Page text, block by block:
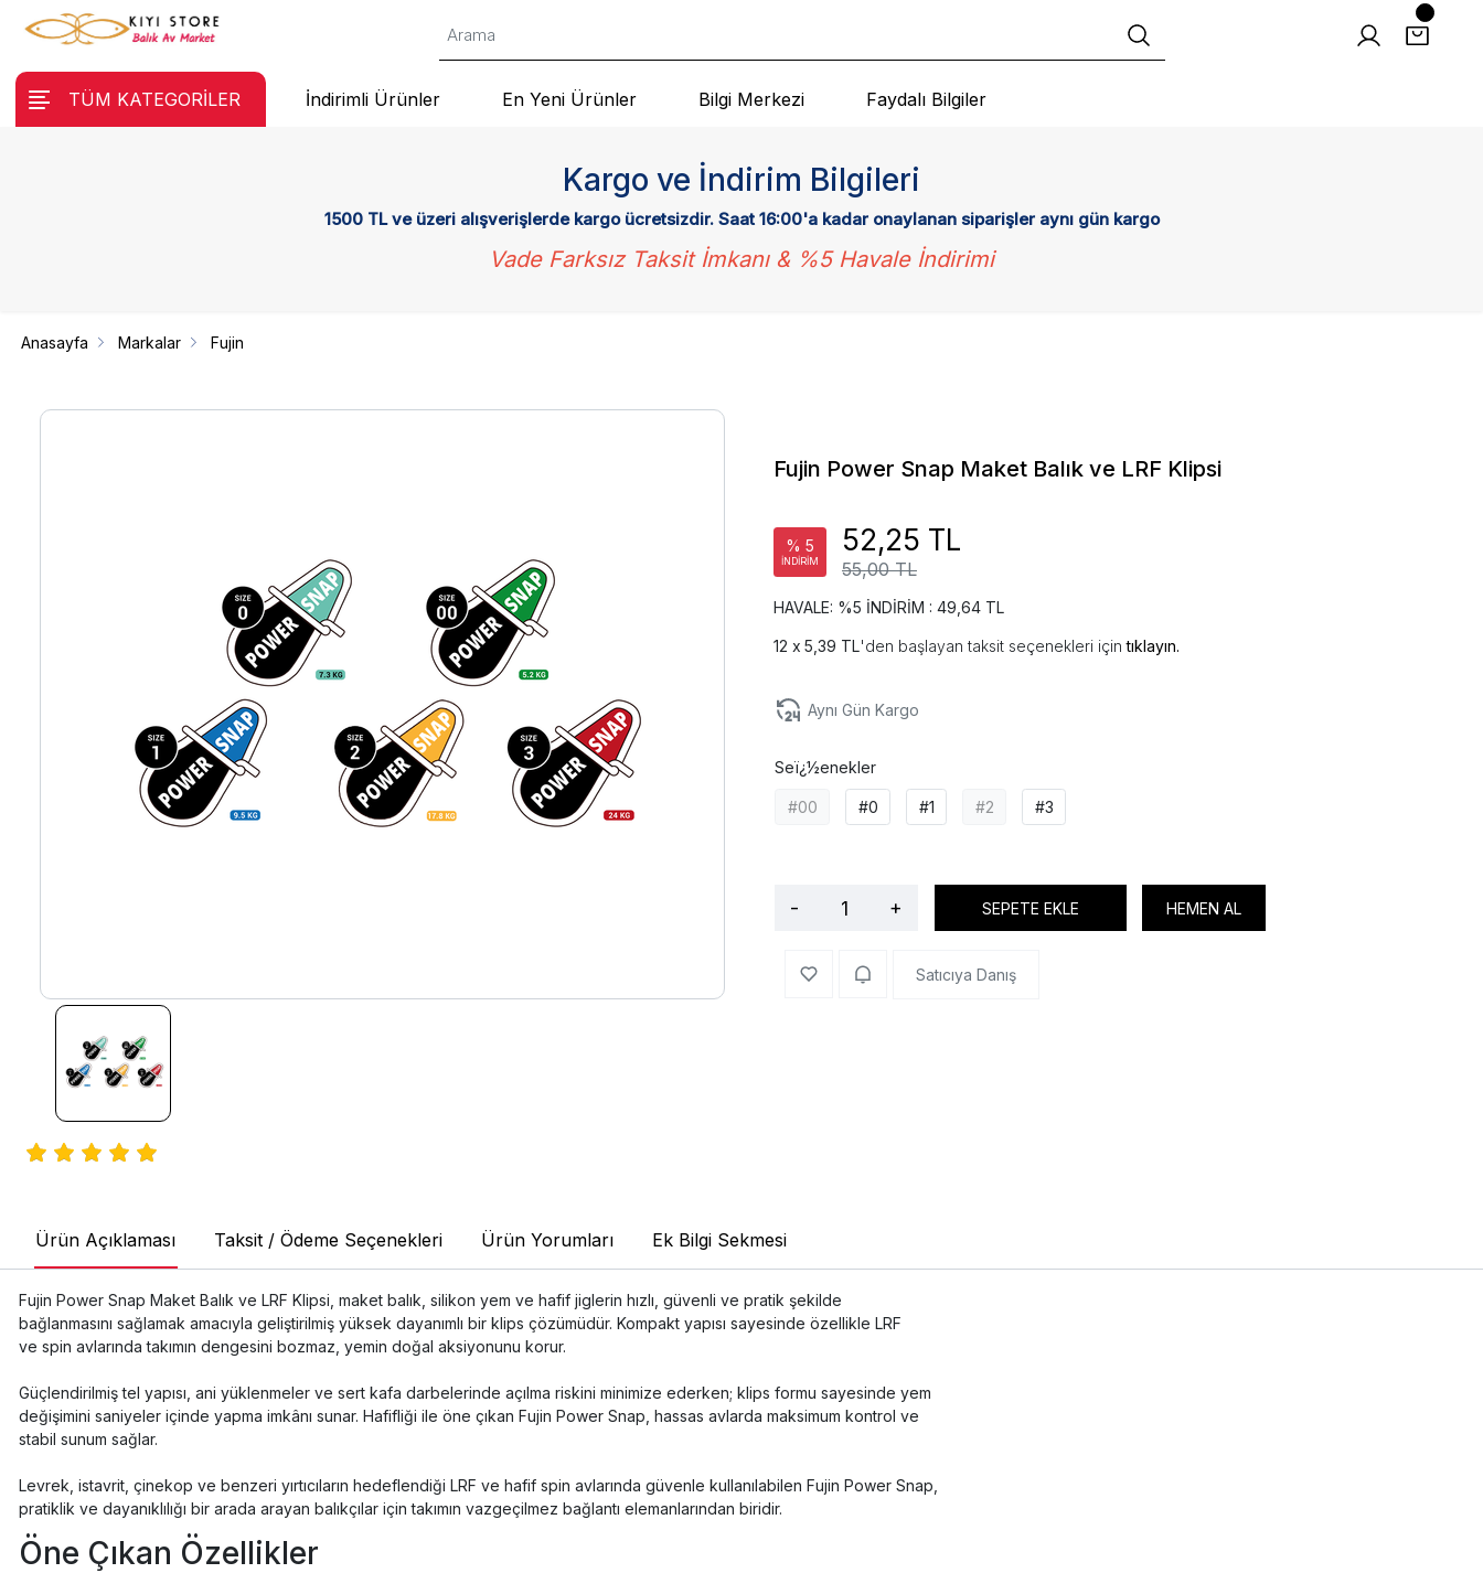
TÜM KATEGORİLER İndirimli Ürünler En Yeni Ürünler Bilgi Merkezi Faydalı Bilgiler
Kargo ve İndirim Bilgileri
1500 TL ve üzeri alışverişlerde kargo ücretsizdir. Saat 16:00'a kadar onaylanan siparişler aynı gün kargo
Vade Farksız Taksit İmkanı & %5 Havale İndirimi
Anasayfa Markalar Fujin
Fujin Power Snap Maket Balık ve LRF Klipsi
% 5
İNDİRİM 55,00 TL
52,25 TL
HAVALE: %5 İNDİRİM : 49,64 TL
5,39 TL'den başlayan taksit seçenekleri içintıklayın.
Aynı Gün Kargo
Seï¿½enekler
#00 #0 #1 #2 #3
- + SEPETE EKLE HEMEN AL
Satıcıya Danış
Ürün Açıklaması Taksit / Ödeme Seçenekleri Ürün Yorumları Ek Bilgi Sekmesi
Fujin Power Snap Maket Balık ve LRF Klipsi, maket balık, silikon yem ve hafif jiglerin hızlı, güvenli ve pratik şekilde
bağlanmasını sağlamak amacıyla geliştirilmiş yüksek dayanımlı bir klips çözümüdür. Kompakt yapısı sayesinde özellikle LRF
ve spin avlarında takımın dengesini bozmaz, yemin doğal aksiyonunu korur.
Güçlendirilmiş tel yapısı, ani yüklenmeler ve sert kafa darbelerinde açılma riskini minimize ederken; klips formu sayesinde yem
değişimini saniyeler içinde yapma imkânı sunar. Hafifliği ile öne çıkan Fujin Power Snap, hassas avlarda maksimum kontrol ve
stabil sunum sağlar.
Levrek, istavrit, çinekop ve benzeri yırtıcıların hedeflendiği LRF ve hafif spin avlarında güvenle kullanılabilen Fujin Power Snap,
pratiklik ve dayanıklılığı bir arada arayan balıkçılar için takımın vazgeçilmez bağlantı elemanlarından biridir.
Öne Çıkan Özellikler